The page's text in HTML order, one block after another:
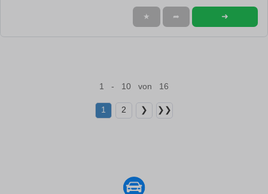
★ ➦ ➜
1 - 10 von 16
1 2 ❯ ❯❯